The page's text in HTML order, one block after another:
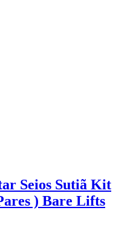
Seios Sutiã Kit
) Bare Lifts